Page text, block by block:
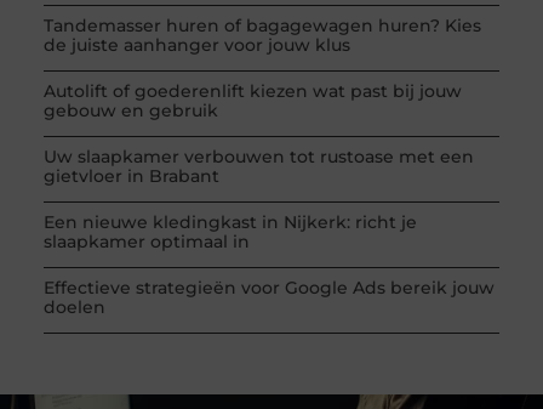
Tandemasser huren of bagagewagen huren? Kies
de juiste aanhanger voor jouw klus
Autolift of goederenlift kiezen wat past bij jouw
gebouw en gebruik
Uw slaapkamer verbouwen tot rustoase met een
gietvloer in Brabant
Een nieuwe kledingkast in Nijkerk: richt je
slaapkamer optimaal in
Effectieve strategieën voor Google Ads bereik jouw
doelen